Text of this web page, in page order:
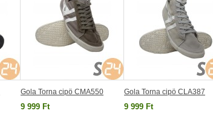
Gola Torna cipö CMA550
9 999 Ft
Gola Torna cipö CLA387
9 999 Ft